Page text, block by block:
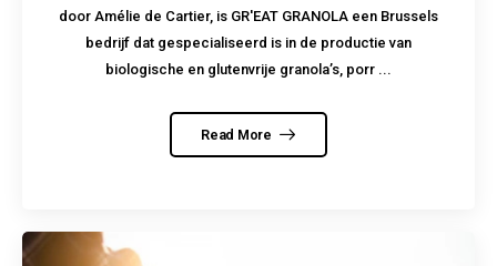
door Amélie de Cartier, is GR'EAT GRANOLA een Brussels
bedrijf dat gespecialiseerd is in de productie van
biologische en glutenvrije granola’s, porr ...
Read More